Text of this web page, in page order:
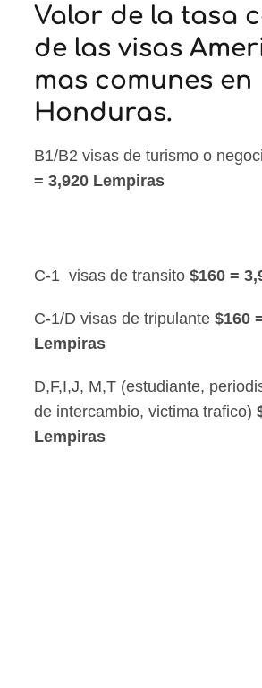
Valor de la tasa
de las visas
mas comunes en
Honduras.
B1/B2 visas de turismo o
= 3,920 Lempiras
C-1 visas de transito$160 =
C-1/D visas de tripulante $160
Lempiras
D,F,I,J, M,T (estudiante,
de intercambio, victima trafico)
Lempiras